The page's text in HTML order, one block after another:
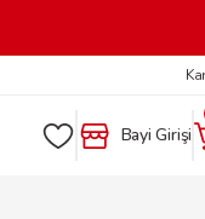
Bayi Girişi